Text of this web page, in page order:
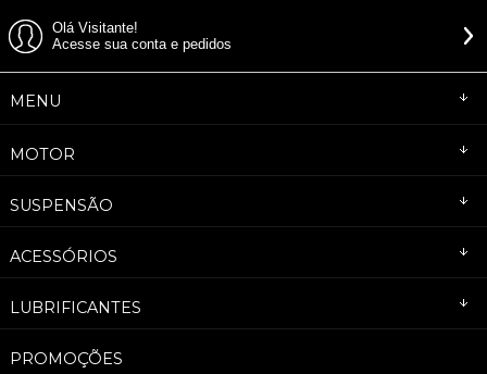
Olá Visitante!
Acesse sua conta e pedidos
MENU
MOTOR
SUSPENSÃO
ACESSÓRIOS
LUBRIFICANTES
PROMOÇÕES